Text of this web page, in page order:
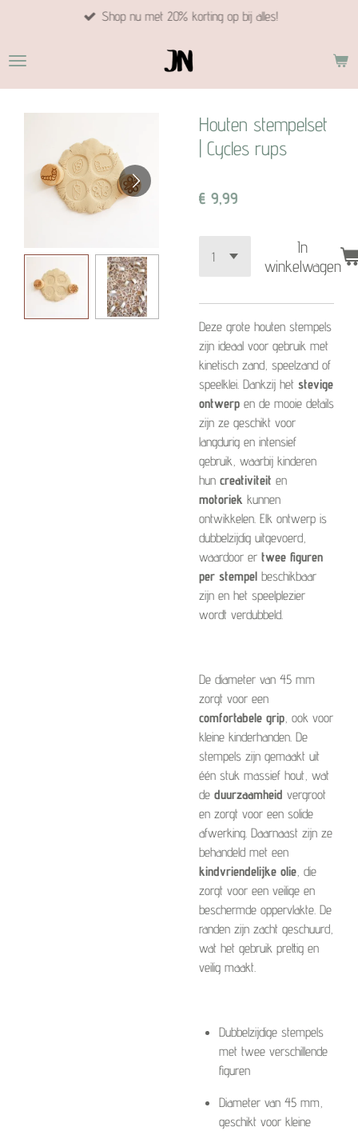
naar
hoofdinhoud
Shop nu met 20% korting op bij alles!
Houten stempelset
| Cycles rups
€ 9,99
In
winkelwagen
Deze grote houten stempels
zijn ideaal voor gebruik met
kinetisch zand, speelzand of
speelklei. Dankzij het stevige
ontwerp en de mooie details
zijn ze geschikt voor
langdurig en intensief
gebruik, waarbij kinderen
hun creativiteit en
motoriek kunnen
ontwikkelen. Elk ontwerp is
dubbelzijdig uitgevoerd,
waardoor er twee figuren
per stempel beschikbaar
zijn en het speelplezier
wordt verdubbeld.
De diameter van 45 mm
zorgt voor een
comfortabele grip , ook voor
kleine kinderhanden. De
stempels zijn gemaakt uit
één stuk massief hout, wat
de duurzaamheid vergroot
en zorgt voor een solide
afwerking. Daarnaast zijn ze
behandeld met een
kindvriendelijke olie , die
zorgt voor een veilige en
beschermde oppervlakte. De
randen zijn zacht geschuurd,
wat het gebruik prettig en
veilig maakt.
Dubbelzijdige stempels
met twee verschillende
figuren
Diameter van 45 mm,
geschikt voor kleine